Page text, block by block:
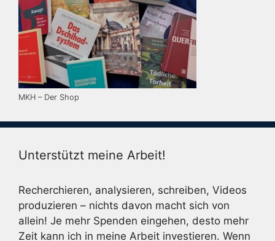
MKH – Der Shop
Unterstützt meine Arbeit!
Recherchieren, analysieren, schreiben, Videos
produzieren – nichts davon macht sich von
allein! Je mehr Spenden eingehen, desto mehr
Zeit kann ich in meine Arbeit investieren. Wenn